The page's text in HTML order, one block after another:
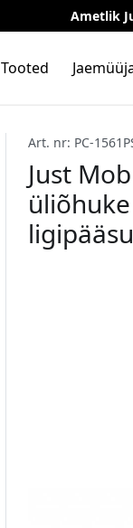
Ametlik
Tooted
Art. nr: PC-
Just